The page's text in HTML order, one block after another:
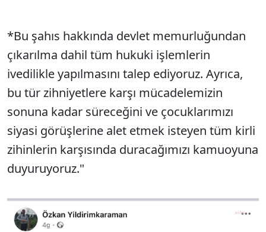
*Bu şahıs hakkında devlet memurluğundan
çıkarılma dahil tüm hukuki işlemlerin
ivedilikle yapılmasını talep ediyoruz. Ayrıca,
bu tür zihniyetlere karşı mücadelemizin
sonuna kadar süreceğini ve çocuklarımızı
siyasi görüşlerine alet etmek isteyen tüm kirli
zihinlerin karşısında duracağımızı kamuoyuna
duyuruyoruz."